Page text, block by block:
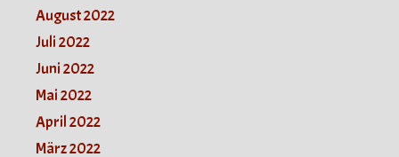
August 2022
Juli 2022
Juni 2022
Mai 2022
April 2022
März 2022